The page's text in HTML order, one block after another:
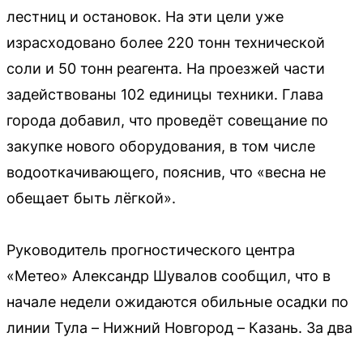
лестниц и остановок. На эти цели уже
израсходовано более 220 тонн технической
соли и 50 тонн реагента. На проезжей части
задействованы 102 единицы техники. Глава
города добавил, что проведёт совещание по
закупке нового оборудования, в том числе
водооткачивающего, пояснив, что «весна не
обещает быть лёгкой».
Руководитель прогностического центра
«Метео» Александр Шувалов сообщил, что в
начале недели ожидаются обильные осадки по
линии Тула – Нижний Новгород – Казань. За два